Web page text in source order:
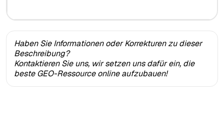
Haben Sie Informationen oder Korrekturen zu dieser
Beschreibung?
Kontaktieren Sie uns, wir setzen uns dafür ein, die
beste GEO-Ressource online aufzubauen!